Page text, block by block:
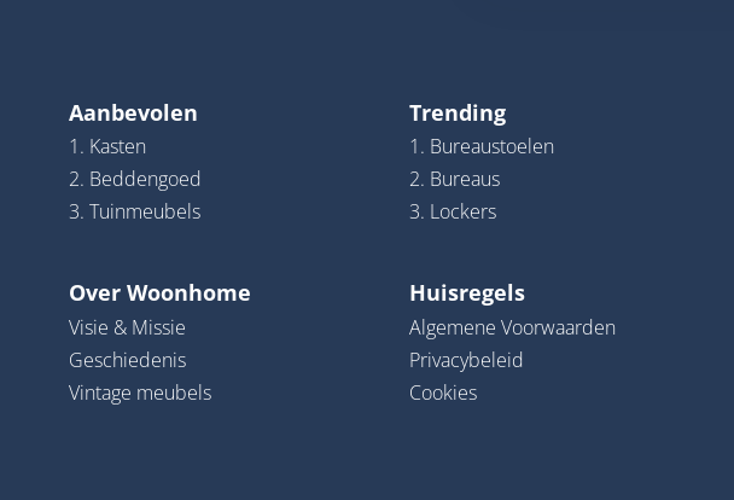
Aanbevolen
1. Kasten
2. Beddengoed
3. Tuinmeubels
Trending
1. Bureaustoelen
2. Bureaus
3. Lockers
Over Woonhome
Visie & Missie
Geschiedenis
Vintage meubels
Huisregels
Algemene Voorwaarden
Privacybeleid
Cookies